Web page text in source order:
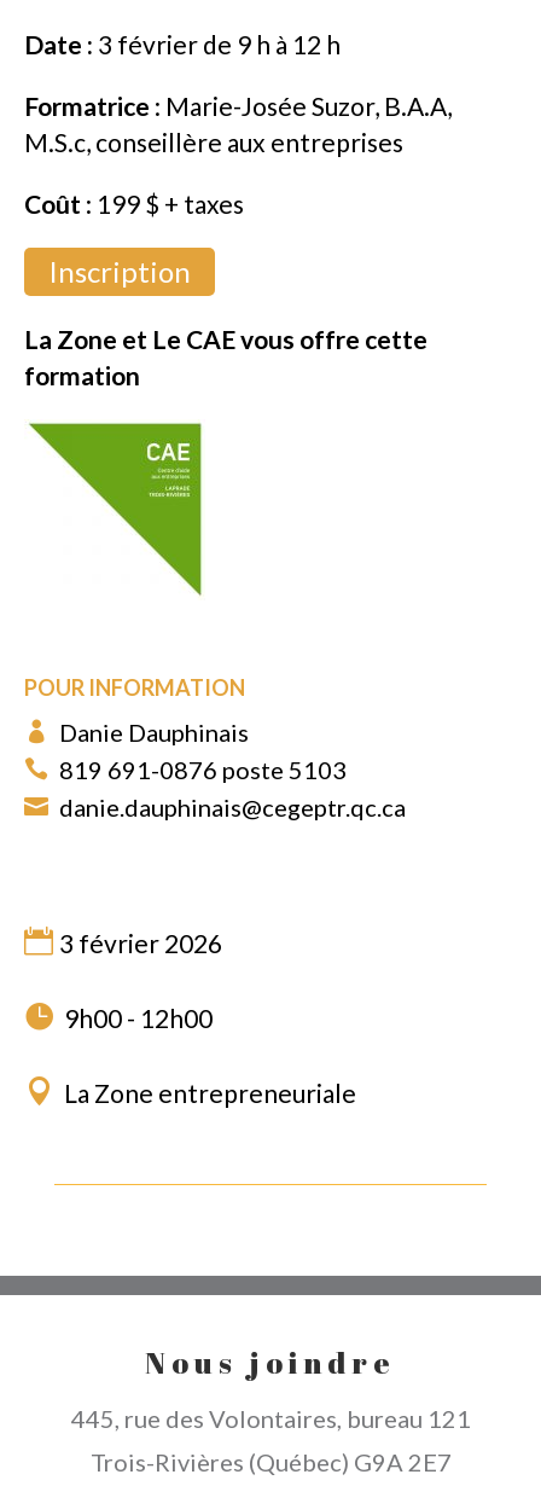
Date : 3 février de 9 h à 12 h
Formatrice : Marie-Josée Suzor, B.A.A,
M.S.c, conseillère aux entreprises
Coût : 199 $ + taxes
Inscription
La Zone et Le CAE vous offre cette
formation
POUR INFORMATION
Danie Dauphinais
819 691-0876 poste 5103
danie.dauphinais@cegeptr.qc.ca
3 février 2026
9h00 - 12h00
La Zone entrepreneuriale
Nous joindre
445, rue des Volontaires, bureau 121
Trois-Rivières (Québec) G9A 2E7